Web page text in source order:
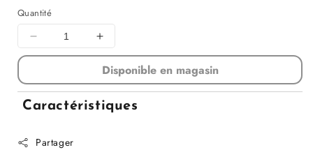
Quantité
Diminuer
la
pour
Panier
Augmenter
la
quantité
pour
Panier
décoratifs,
Disponible en magasin
Caractéristiques
Partager